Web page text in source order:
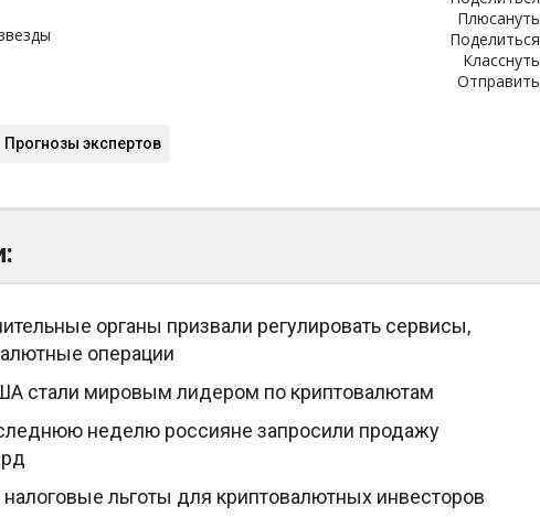
Плюсануть
Поделиться
Класснуть
Отправить
Прогнозы экспертов
органы призвали регулировать сервисы,
операции
стали мировым лидером по криптовалютам
неделю россияне запросили продажу
льготы для криптовалютных инвесторов